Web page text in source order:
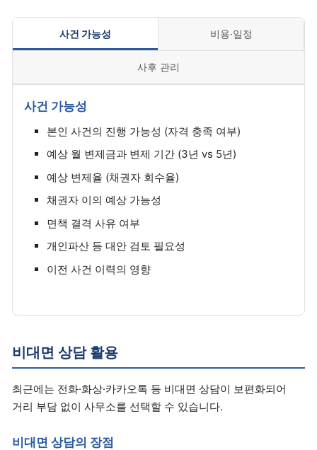
사건 가능성 비용·일정
사후 관리
사건 가능성
본인 사건의 진행 가능성 (자격 충족 여부)
예상 월 변제금과 변제 기간 (3년 vs 5년)
예상 변제율 (채권자 회수율)
채권자 이의 예상 가능성
면책 결격 사유 여부
개인파산 등 대안 검토 필요성
이전 사건 이력의 영향
비대면 상담 활용
최근에는 전화·화상·카카오톡 등 비대면 상담이 보편화되어
거리 부담 없이 사무소를 선택할 수 있습니다.
비대면 상담의 장점